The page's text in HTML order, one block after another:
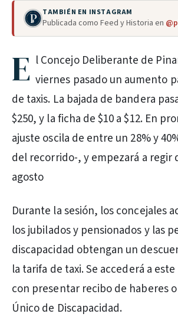
TAMBIÉN EN INSTAGRAM
Publicada como Feed y Historia en
E l Concejo Deliberante de
viernes pasado un aumento
de taxis. La bajada de bandera
$250, y la ficha de $10 a $12. En
ajuste oscila de entre un 28% y
del recorrido-, y empezará a regir
agosto
Durante la sesión, los concejales
los jubilados y pensionados y las
discapacidad obtengan un
la tarifa de taxi. Se accederá a
con presentar recibo de haberes
Único de Discapacidad.